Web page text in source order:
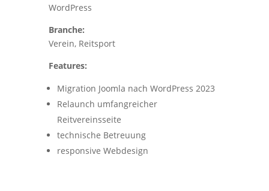
WordPress
Branche:
Verein, Reitsport
Features:
Migration Joomla nach WordPress 2023
Relaunch umfangreicher
Reitvereinsseite
technische Betreuung
responsive Webdesign